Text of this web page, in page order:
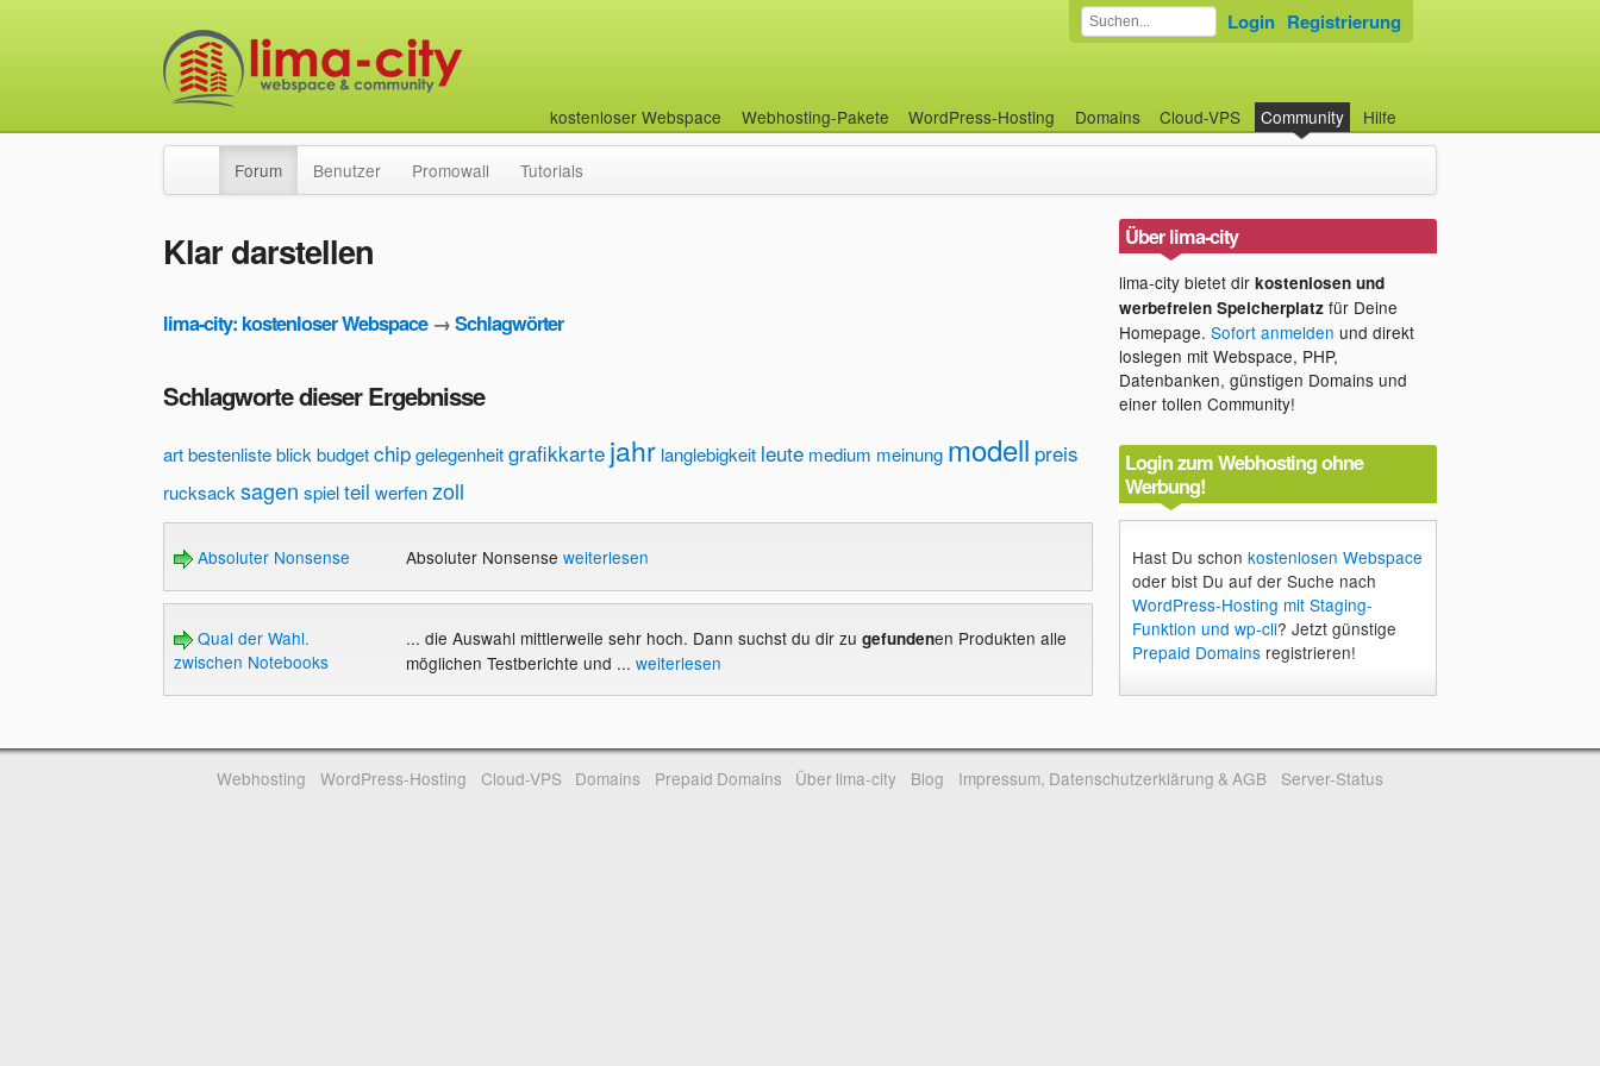
kostenloser Webspace Webhosting-Pakete WordPress-Hosting Domains Cloud-VPS Community Hilfe
Login Registrierung
Forum Benutzer Promowall Tutorials
Klar darstellen
lima-city: kostenloser Webspace→Schlagwörter
Schlagworte dieser Ergebnisse
artbestenlisteblickbudgetchipgelegenheitgrafikkarte jahr langlebigkeit leute medium meinung modell preis
rucksacksagen spielteil werfenzoll
Absoluter Nonsense Absoluter Nonsense weiterlesen
Qual der Wahl.
zwischen Notebooks
... die Auswahl mittlerweile sehr hoch. Dann suchst du dir zu gefundenen Produkten alle
möglichen Testberichte und ... weiterlesen
Über lima-city
lima-city bietet dir kostenlosen und
werbefreien Speicherplatzfür Deine
Homepage. Sofort anmelden und direkt
loslegen mit Webspace, PHP,
Datenbanken, günstigen Domains und
einer tollen Community!
Login zum Webhosting ohne
Werbung!
Hast Du schon kostenlosen Webspace
oder bist Du auf der Suche nach
WordPress-Hosting mit Staging-
Funktion und wp-cli? Jetzt günstige
Prepaid Domainsregistrieren!
Webhosting WordPress-Hosting Cloud-VPS Domains Prepaid Domains Über lima-city Blog Impressum, Datenschutzerklärung & AGB Server-Status